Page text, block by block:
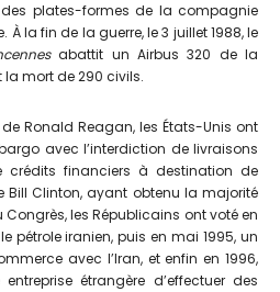
des plates-formes de la compagnie
la fin de la guerre, le 3 juillet 1988, le
abattit un Airbus 320 de la
mort de 290 civils.
Ronald Reagan, les États-Unis ont
avec l’interdiction de livraisons
crédits financiers à destination de
Bill Clinton, ayant obtenu la majorité
les Républicains ont voté en
pétrole iranien, puis en mai 1995, un
avec l’Iran, et enfin en 1996,
étrangère d’effectuer des